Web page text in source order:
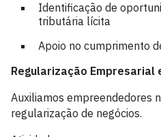
Identificação de
tributária lícita
Apoio no cumprimento
Regularização Empresarial
Auxiliamos empreendedores
regularização de negócios.